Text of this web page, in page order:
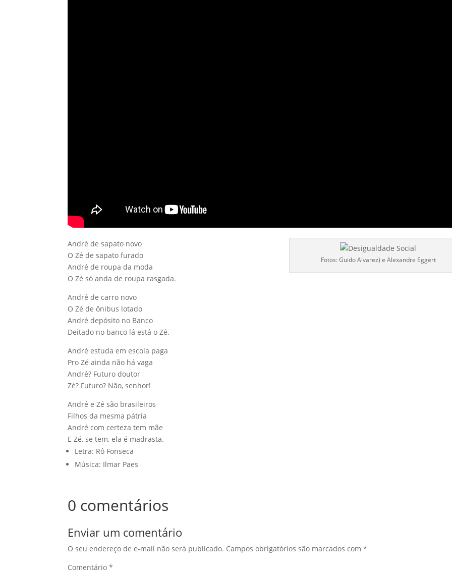
Fotos: Guido Alvarez) e Alexandre Eggert
André de sapato novo
O Zé de sapato furado
André de roupa da moda
O Zé só anda de roupa rasgada.
André de carro novo
O Zé de ônibus lotado
André depósito no Banco
Deitado no banco lá está o Zé.
André estuda em escola paga
Pro Zé ainda não há vaga
André? Futuro doutor
Zé? Futuro? Não, senhor!
André e Zé são brasileiros
Filhos da mesma pátria
André com certeza tem mãe
E Zé, se tem, ela é madrasta.
Letra: Rô Fonseca
Música: Ilmar Paes
0 comentários
Enviar um comentário
O seu endereço de e-mail não será publicado. Campos obrigatórios são marcados com*
Comentário*